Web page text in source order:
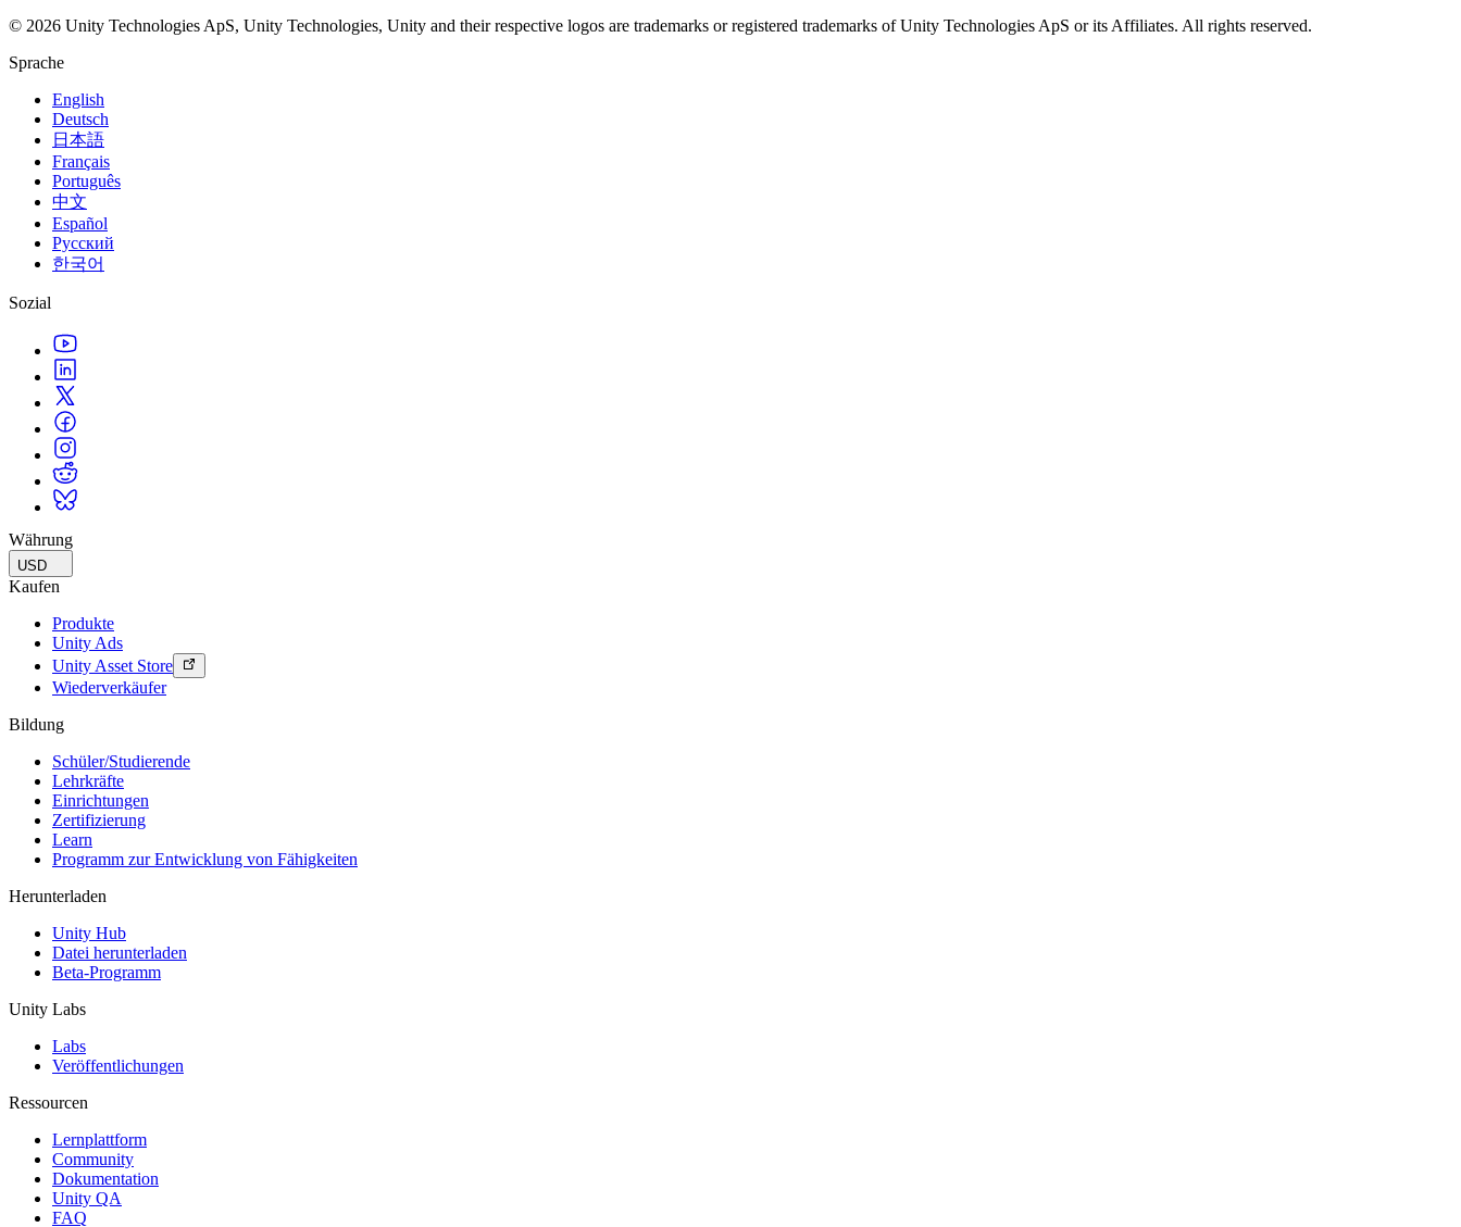
© 2026 Unity Technologies ApS, Unity Technologies, Unity and their respective logos are trademarks or registered trademarks of Unity Technologies ApS or its Affiliates. All rights reserved.
Sprache
English
Deutsch
日本語
Français
Português
中文
Español
Русский
한국어
Sozial
Währung
USD
Kaufen
Produkte
Unity Ads
Unity Asset Store
Wiederverkäufer
Bildung
Schüler/Studierende
Lehrkräfte
Einrichtungen
Zertifizierung
Learn
Programm zur Entwicklung von Fähigkeiten
Herunterladen
Unity Hub
Datei herunterladen
Beta-Programm
Unity Labs
Labs
Veröffentlichungen
Ressourcen
Lernplattform
Community
Dokumentation
Unity QA
FAQ